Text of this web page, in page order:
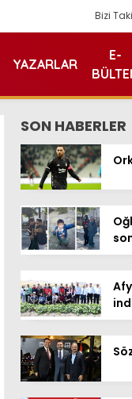
Bizi
YAZARLAR
E-
SON HABERLER